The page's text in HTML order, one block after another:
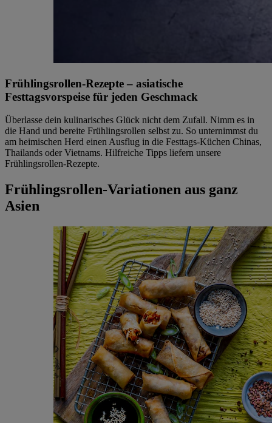
Frühlingsrollen-Rezepte – asiatische
Festtagsvorspeise für jeden Geschmack
Überlasse dein kulinarisches Glück nicht dem Zufall. Nimm es in
die Hand und bereite Frühlingsrollen selbst zu. So unternimmst du
am heimischen Herd einen Ausflug in die Festtags-Küchen Chinas,
Thailands oder Vietnams. Hilfreiche Tipps liefern unsere
Frühlingsrollen-Rezepte.
Frühlingsrollen-Variationen aus ganz
Asien